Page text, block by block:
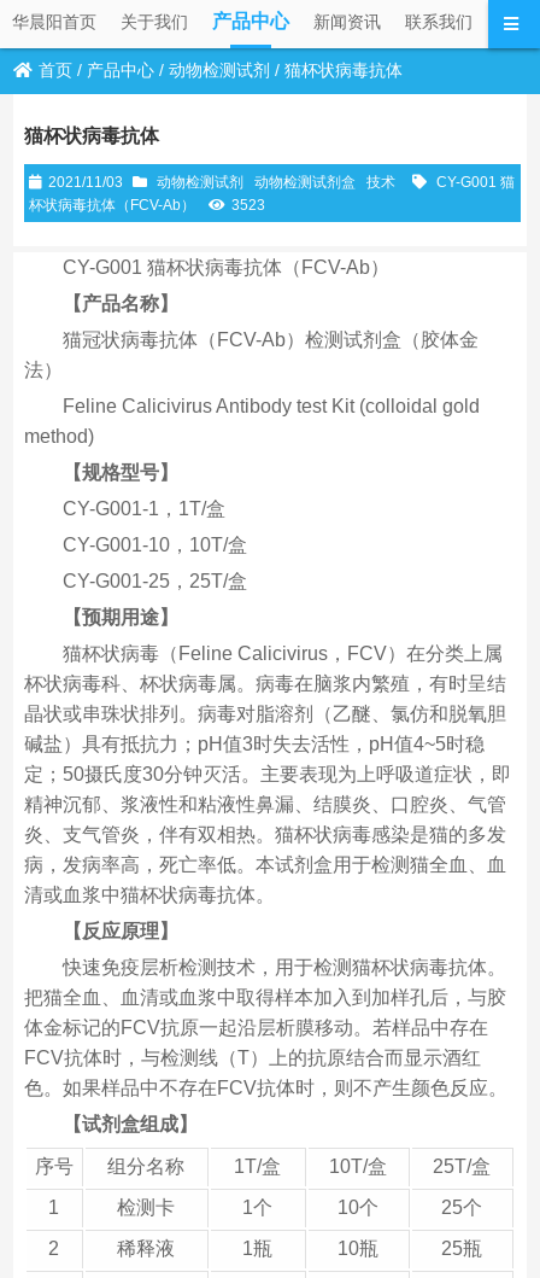
华晨阳首页 关于我们 产品中心 新闻资讯 联系我们
首页 / 产品中心 /动物检测试剂 /猫杯状病毒抗体
猫杯状病毒抗体
2021/11/03 动物检测试剂 动物检测试剂盒 技术
CY-G001 猫
杯状病毒抗体（FCV-Ab）
3523
CY-G001 猫杯状病毒抗体（FCV-Ab）
【产品名称】
猫冠状病毒抗体（FCV-Ab）检测试剂盒（胶体金
法）
Feline Calicivirus Antibody test Kit (colloidal gold
method)
【规格型号】
CY-G001-1，1T/盒
CY-G001-10，10T/盒
CY-G001-25，25T/盒
【预期用途】
猫杯状病毒（Feline Calicivirus，FCV）在分类上属
杯状病毒科、杯状病毒属。病毒在脑浆内繁殖，有时呈结
晶状或串珠状排列。病毒对脂溶剂（乙醚、氯仿和脱氧胆
碱盐）具有抵抗力；pH值3时失去活性，pH值4~5时稳
定；50摄氏度30分钟灭活。主要表现为上呼吸道症状，即
精神沉郁、浆液性和粘液性鼻漏、结膜炎、口腔炎、气管
炎、支气管炎，伴有双相热。猫杯状病毒感染是猫的多发
病，发病率高，死亡率低。本试剂盒用于检测猫全血、血
清或血浆中猫杯状病毒抗体。
【反应原理】
快速免疫层析检测技术，用于检测猫杯状病毒抗体。
把猫全血、血清或血浆中取得样本加入到加样孔后，与胶
体金标记的FCV抗原一起沿层析膜移动。若样品中存在
FCV抗体时，与检测线（T）上的抗原结合而显示酒红
色。如果样品中不存在FCV抗体时，则不产生颜色反应。
【试剂盒组成】
序号 组分名称 1T/盒 10T/盒
25T/盒
1
检测卡 1个 10个
25个
2
稀释液 1瓶 10瓶
25瓶